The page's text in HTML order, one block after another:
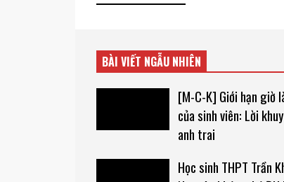
BÀI VIẾT NGẪU NHIÊN
[M-C-K] Giới hạn giờ
của sinh viên: Lời
anh trai
Học sinh THPT Trần